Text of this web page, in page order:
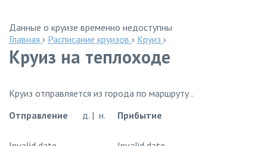
Данные о круизе временно недоступны
Главная › Расписание круизов › Круиз ›
Круиз на теплоходе
Круиз отправляется из города по маршруту .
Отправление
д. | н. Прибытие